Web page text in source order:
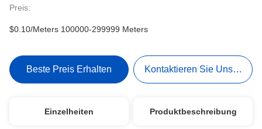
Preis:
$0.10/Meters 100000-299999 Meters
Beste Preis Erhalten Kontaktieren Sie Uns Jetzt
Einzelheiten Produktbeschreibung